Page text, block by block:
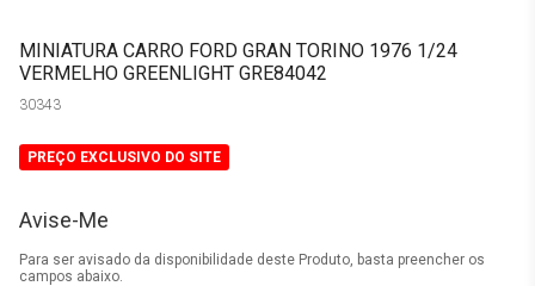
MINIATURA CARRO FORD GRAN TORINO 1976 1/24
VERMELHO GREENLIGHT GRE84042
30343
PREÇO EXCLUSIVO DO SITE
Avise-Me
Para ser avisado da disponibilidade deste Produto, basta preencher os
campos abaixo.